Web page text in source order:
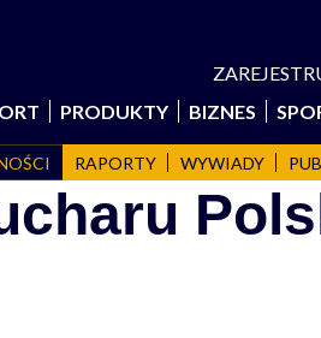
PRODUKTY BIZNES
RAPORTY WYWIADY